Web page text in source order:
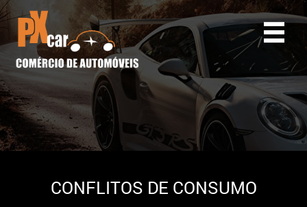
CONFLITOS DE CONSUMO